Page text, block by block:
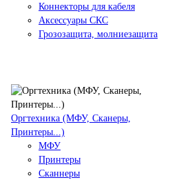
Коннекторы для кабеля
Аксессуары СКС
Грозозащита, молниезащита
Оргтехника (МФУ, Сканеры,
Принтеры...)
МФУ
Принтеры
Сканнеры